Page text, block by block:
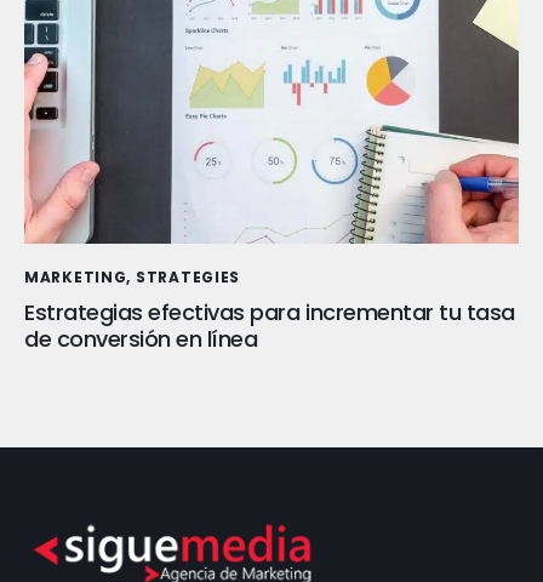
MARKETING, STRATEGIES
Estrategias efectivas para incrementar tu tasa
de conversión en línea